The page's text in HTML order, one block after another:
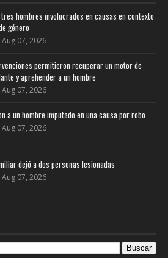
hombres involucrados en causas en contexto
género
Aug 07, 2026
permitieron recuperar un motor de
y aprehender a un hombre
Aug 07, 2026
a un hombre imputado en una causa por robo
Aug 07, 2026
dejó a dos personas lesionadas
Aug 07, 2026